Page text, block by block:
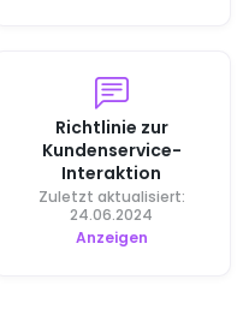
Richtlinie zur
Kundenservice-
Interaktion
Zuletzt aktualisiert:
24.06.2024
Anzeigen